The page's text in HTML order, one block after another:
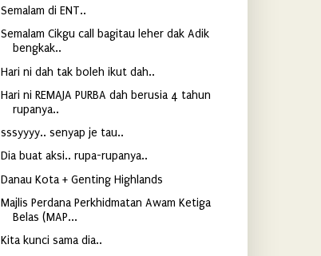
Semalam di ENT..
Semalam Cikgu call bagitau leher dak Adik
bengkak..
Hari ni dah tak boleh ikut dah..
Hari ni REMAJA PURBA dah berusia 4 tahun
rupanya..
sssyyyy.. senyap je tau..
Dia buat aksi.. rupa-rupanya..
Danau Kota + Genting Highlands
Majlis Perdana Perkhidmatan Awam Ketiga
Belas (MAP...
Kita kunci sama dia..